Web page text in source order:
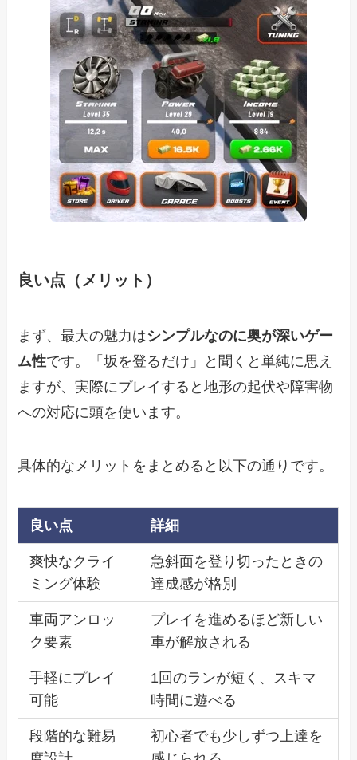
良い点（メリット）
まず、最大の魅力はシンプルなのに奥が深いゲー
ム性です。「坂を登るだけ」と聞くと単純に思え
ますが、実際にプレイすると地形の起伏や障害物
への対応に頭を使います。
具体的なメリットをまとめると以下の通りです。
良い点 詳細
爽快なクライ
ミング体験
急斜面を登り切ったときの
達成感が格別
車両アンロッ
ク要素
プレイを進めるほど新しい
車が解放される
手軽にプレイ
可能
1回のランが短く、スキマ
時間に遊べる
段階的な難易
初心者でも少しずつ上達を